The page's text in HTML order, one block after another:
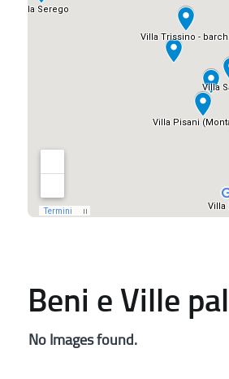
Beni e Ville
No Images found.